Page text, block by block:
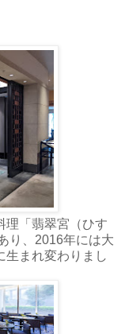
理「翡翠宮（ひす
り、2016年には大
生まれ変わりまし